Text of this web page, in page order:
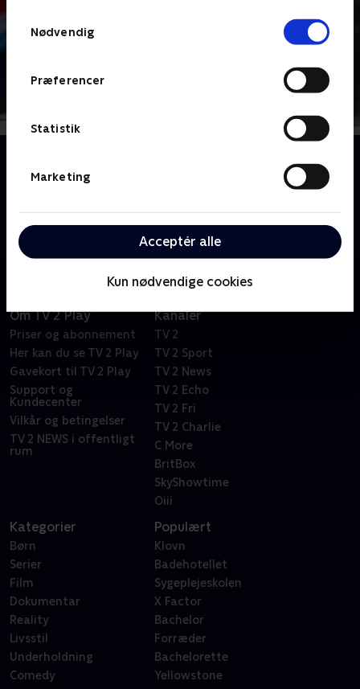
Nødvendig
Præferencer
Statistik
Marketing
Acceptér alle
Kun nødvendige cookies
Fra december til marts er verdens bedste atleter i
hårde vintersportsgren.
Om TV 2 Play
Priser og abonnement
Her kan du se TV 2 Play
Gavekort til TV 2 Play
Support og
Kundecenter
Vilkår og betingelser
TV 2 NEWS i offentligt
rum
Kanaler
TV 2
TV 2 Sport
TV 2 News
TV 2 Echo
TV 2 Fri
TV 2 Charlie
C More
BritBox
SkyShowtime
Oiii
Kategorier
Børn
Serier
Film
Dokumentar
Reality
Livsstil
Underholdning
Comedy
Populært
Klovn
Badehotellet
Sygeplejeskolen
X Factor
Bachelor
Forræder
Bachelorette
Yellowstone